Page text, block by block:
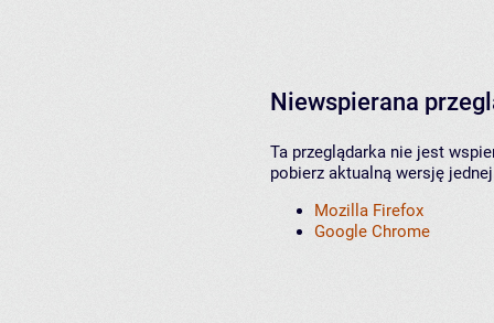
Niewspierana
Ta przeglądarka nie jest
pobierz aktualną wersję
Mozilla Firefox
Google Chrome